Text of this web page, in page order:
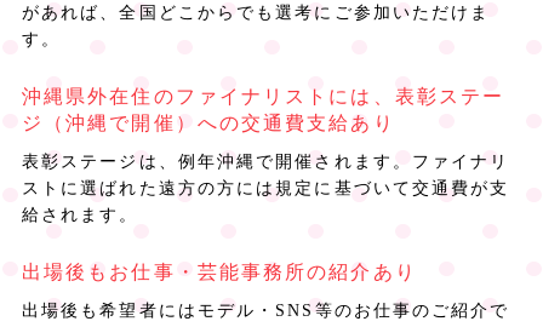
があれば、全国どこからでも選考にご参加いただけま
す。
沖縄県外在住のファイナリストには、表彰ステー
ジ（沖縄で開催）への交通費支給あり
表彰ステージは、例年沖縄で開催されます。ファイナリ
ストに選ばれた遠方の方には規定に基づいて交通費が支
給されます。
出場後もお仕事・芸能事務所の紹介あり
出場後も希望者にはモデル・SNS等のお仕事のご紹介で